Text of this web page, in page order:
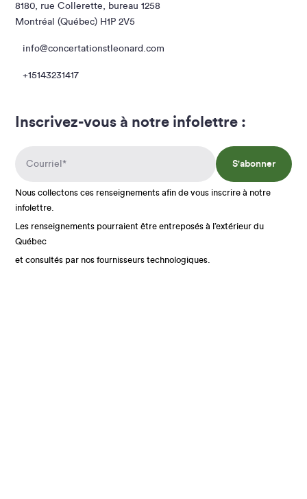
8180, rue Collerette, bureau 1258
Montréal (Québec) H1P 2V5
info@concertationstleonard.com
+15143231417
Inscrivez-vous à notre infolettre :
S'abonner
Nous collectons ces renseignements afin de vous inscrire à notre
infolettre.
Les renseignements pourraient être entreposés à l’extérieur du
Québec
et consultés par nos fournisseurs technologiques.